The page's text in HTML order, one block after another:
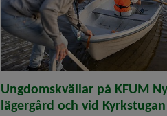
Ungdomskvällar på KFUM
lägergård och vid Kyrkstugan